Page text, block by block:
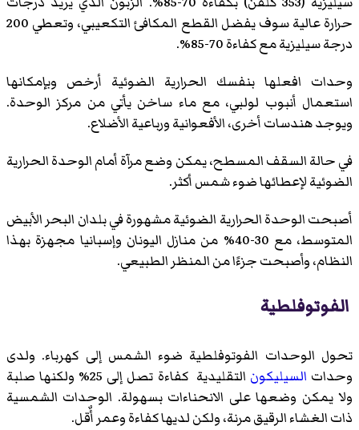
حرارة عالية سوف يفضل القطع المكافئ التكعيبي، وتعطي 200
درجة سيليزية مع كفاءة 70-85%.
وحدات افعلها بنفسك الحرارية الضوئية أرخص وبإمكانها
استعمال أنبوب لولبي، مع ماء ساخن يأتي من مركز الوحدة.
ويوجد هندسات أخرى، الأفعوانية ورباعية الأضلاع.
في حالة السقف المسطح، يمكن وضع مرآة أمام الوحدة الحرارية
الضوئية لإعطائها ضوء شمس أكثر.
أصبحت الوحدة الحرارية الضوئية مشهورة في بلدان البحر الأبيض
المتوسط، مع 30-40% من منازل اليونان وإسبانيا مجهزة بهذا
النظام، وأصبحت جزءًا من المنظر الطبيعي.
الفوتوفلطية
تحول الوحدات الفوتوفلطية ضوء الشمس إلى كهرباء. ولدى
وحدات السيليكون
التقليدية كفاءة تصل إلى 25% ولكنها صلبة
ولا يمكن وضعها على الانحناءات بسهولة. الوحدات الشمسية
ذات الغشاء الرقيق مرنة، ولكن لديها كفاءة وعمر أٌقل.